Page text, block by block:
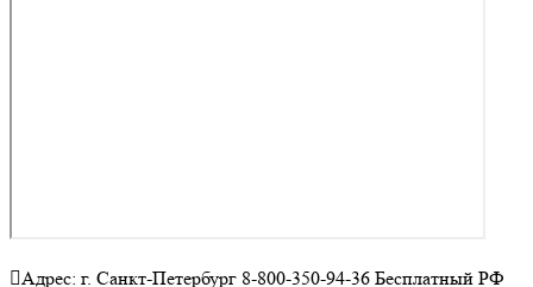
Адрес: г. Санкт-Петербург 8-800-350-94-36 Бесплатный РФ